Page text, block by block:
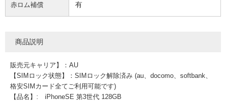
赤ロム補償 有
商品説明
販売元キャリア】：AU
【SIMロック状態】：SIMロック解除済み (au、docomo、softbank、
格安SIMカード全てご利用可能です)
【品名】: iPhoneSE 第3世代 128GB